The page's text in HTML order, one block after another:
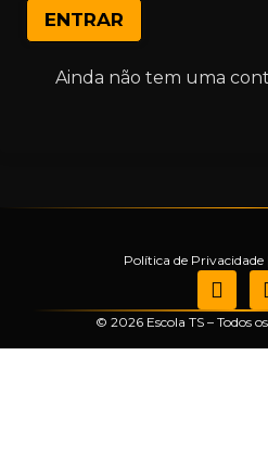
ENTRAR
Ainda não tem uma
Política de Privacidade
© 2026 Escola TS – Todos